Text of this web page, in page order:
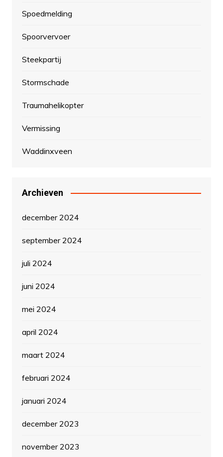
Spoedmelding
Spoorvervoer
Steekpartij
Stormschade
Traumahelikopter
Vermissing
Waddinxveen
Archieven
december 2024
september 2024
juli 2024
juni 2024
mei 2024
april 2024
maart 2024
februari 2024
januari 2024
december 2023
november 2023